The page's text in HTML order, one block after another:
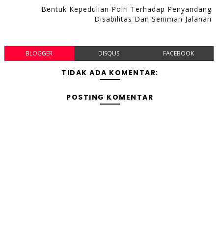
Bentuk Kepedulian Polri Terhadap Penyandang
Disabilitas Dan Seniman Jalanan
BLOGGER DISQUS FACEBOOK
TIDAK ADA KOMENTAR:
POSTING KOMENTAR